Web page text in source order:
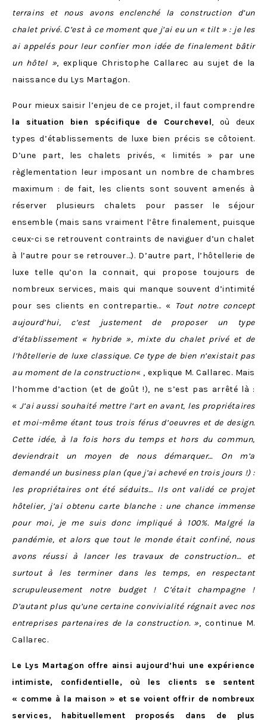
terrains et nous avons enclenché la construction d’un
chalet privé. C’est à ce moment que j’ai eu un « tilt » : je les
ai appelés pour leur confier mon idée de finalement bâtir
un hôtel », explique Christophe Callarec au sujet de la
naissance du Lys Martagon.
Pour mieux saisir l’enjeu de ce projet, il faut comprendre
la situation bien spécifique de Courchevel, où deux
types d’établissements de luxe bien précis se côtoient.
D’une part, les chalets privés, « limités » par une
règlementation leur imposant un nombre de chambres
maximum : de fait, les clients sont souvent amenés à
réserver plusieurs chalets pour passer le séjour
ensemble (mais sans vraiment l’être finalement, puisque
ceux-ci se retrouvent contraints de naviguer d’un chalet
à l’autre pour se retrouver…). D’autre part, l’hôtellerie de
luxe telle qu’on la connait, qui propose toujours de
nombreux services, mais qui manque souvent d’intimité
pour ses clients en contrepartie… «
Tout notre concept
aujourd’hui, c’est justement de proposer un type
d’établissement « hybride », mixte du chalet privé et de
l’hôtellerie de luxe classique. Ce type de bien n’existait pas
au moment de la construction« , explique M. Callarec. Mais
l’homme d’action (et de goût !), ne s’est pas arrêté là :
« J’ai aussi souhaité mettre l’art en avant, les propriétaires
et moi-même étant tous trois férus d’oeuvres et de design.
Cette idée, à la fois hors du temps et hors du commun,
deviendrait un moyen de nous démarquer…
On m’a
demandé un business plan (que j’ai achevé en trois jours !) :
les propriétaires ont été séduits… Ils ont validé ce projet
hôtelier, j’ai obtenu carte blanche : une chance immense
pour moi, je me suis donc impliqué à 100%. Malgré la
pandémie, et alors que tout le monde était confiné, nous
avons réussi à lancer les travaux de construction… et
surtout à les terminer dans les temps, en respectant
scrupuleusement notre budget ! C’était champagne !
D’autant plus qu’une certaine convivialité régnait avec nos
entreprises partenaires de la construction. », continue M.
Callarec.
Le Lys Martagon offre ainsi aujourd’hui une expérience
intimiste, confidentielle, où les clients se sentent
« comme à la maison » et se voient offrir de nombreux
services, habituellement proposés dans de plus